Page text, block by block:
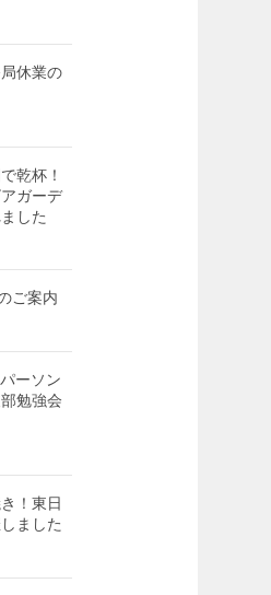
休業の
乾杯！
ガーデ
した
ご案内
ーソン
勉強会
！東日
ました